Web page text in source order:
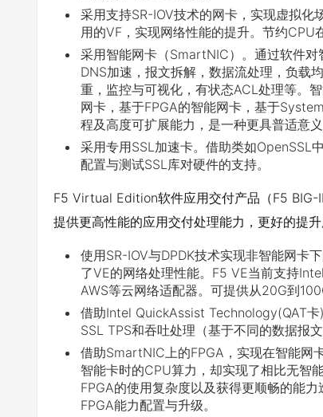
采用支持SR-IOV技术的网卡，实现虚拟化
用的VF，实现网络性能的提升。节约CPU
采用智能网卡（SmartNIC）。通过软件对
DNS加速，报文拆解，数据流处理，负载
重，监控与可视化，有状态ACL处理等。
网卡，基于FPGA的智能网卡，基于
程及高度可扩展能力，是一种更具普适意
采用专用SSL加速卡。借助类如OpenSSL
配置与测试SSL库对硬件的支持。
F5 Virtual Edition软件应用交付产品（F5 BIG-
提供更高性能的应用交付处理能力，更好的提
使用SR-IOV与DPDK技术实现非智能网卡
了VE的网络处理性能。F5 VE当前支持
AWS等云网络适配器。可提供从20G到
借助Intel QuickAssist Technology(QAT
SSL TPS和吞吐处理（基于不同的数据报文
借助SmartNIC上的FPGA，实现在智能网
智能卡时的CPU算力，却实现了相比无智
FPGA的使用复杂度以及获得更顺畅的能
FPGA能力配置与升级。